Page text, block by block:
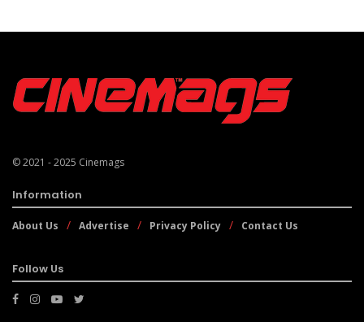
© 2021 - 2025 Cinemags
Information
About Us Advertise Privacy Policy Contact Us
Follow Us